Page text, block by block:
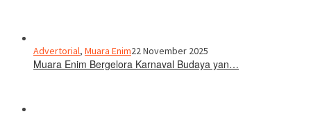
Advertorial, Muara Enim22 November 2025
Muara Enim Bergelora Karnaval Budaya yan…